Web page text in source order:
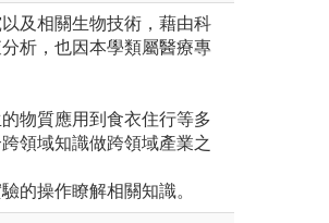
及相關生物技術，藉由科
析，也因本學類屬醫療專
物質應用到食衣住行等多
領域知識做跨領域產業之
的操作瞭解相關知識。